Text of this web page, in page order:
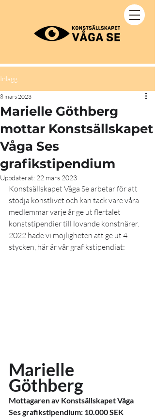
Inlägg
Marielle Göthberg
mottar Konstsällskapet
Våga Ses
grafikstipendium
8 mars 2023
Uppdaterat: 22 mars 2023
Konstsällskapet Våga Se arbetar för att
stödja konstlivet och kan tack vare våra
medlemmar varje år ge ut flertalet
konststipendier till lovande konstnärer.
2022 hade vi möjligheten att ge ut 4
stycken, här är vår grafikstipendiat:
Marielle
Göthberg
Mottagaren av Konstsällskapet Våga
Ses grafikstipendium: 10.000 SEK